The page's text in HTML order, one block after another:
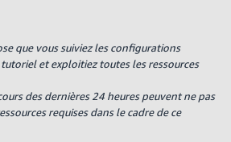
que vous suiviez les configurations
et exploitiez toutes les ressources
des dernières 24 heures peuvent ne pas
requises dans le cadre de ce